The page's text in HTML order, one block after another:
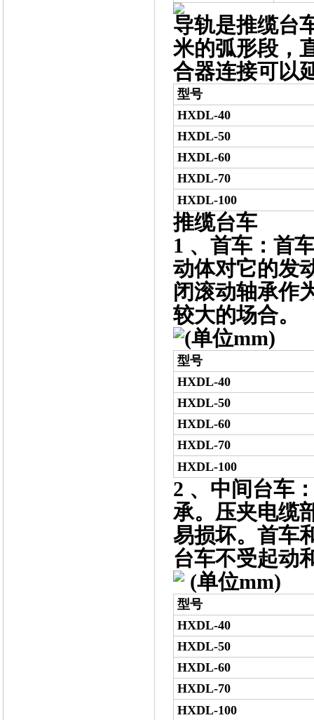
导轨是推缆台
米的弧形段，
合器连接可以
型号
HXDL-40
HXDL-50
HXDL-60
HXDL-70
HXDL-100
推缆台车
1 、首车：首
动体对它的发
闭滚动轴承作
较大的场合。
(单位mm)
型号
HXDL-40
HXDL-50
HXDL-60
HXDL-70
HXDL-100
2 、中间台车
承。压夹电缆
易损坏。首车
台车不受起动
(单位mm)
型号
HXDL-40
HXDL-50
HXDL-60
HXDL-70
HXDL-100